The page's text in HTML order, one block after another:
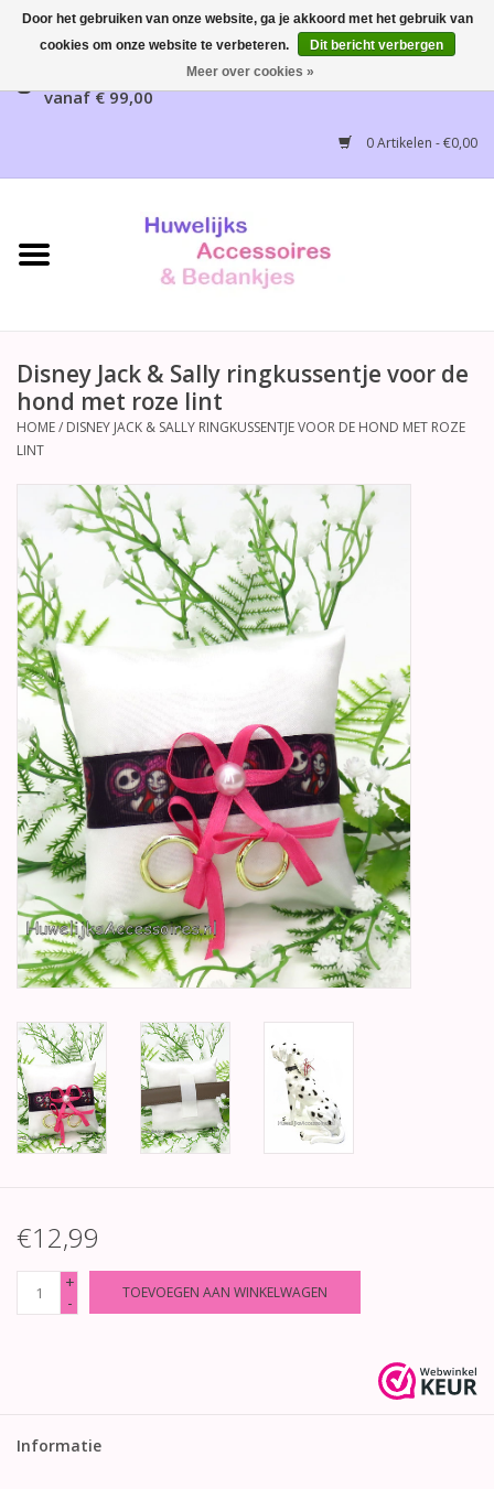
Gratis verzending mogelijk, NL vanaf € 65,00, België
vanaf € 99,00
0 Artikelen - €0,00
Home
Bruidsaccessoires
Huwelijksreceptie
Betty Boop Huwelijk
Jubileum
Geboorte, Doop en
Communie
SALE
Disney Jack & Sally ringkussentje voor de
hond met roze lint
HOME/ DISNEY JACK & SALLY RINGKUSSENTJE VOOR DE HOND MET ROZE
LINT
€12,99
+
-
TOEVOEGEN AAN WINKELWAGEN
Informatie
Door het gebruiken van onze website, ga je akkoord met het gebruik van
cookies om onze website te verbeteren.
Dit bericht verbergen
Meer over cookies »